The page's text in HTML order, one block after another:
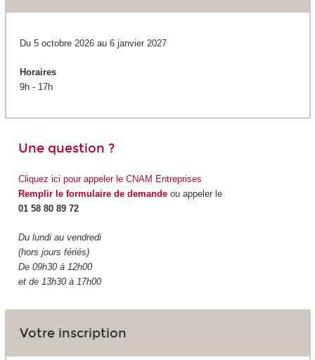
Du 5 octobre 2026 au 6 janvier 2027
Horaires
9h - 17h
Une question ?
Cliquez ici pour appeler le CNAM Entreprises
Remplir le formulaire de demandeou appeler le
01 58 80 89 72
Du lundi au vendredi
(hors jours fériés)
De 09h30 à 12h00
et de 13h30 à 17h00
Votre inscription